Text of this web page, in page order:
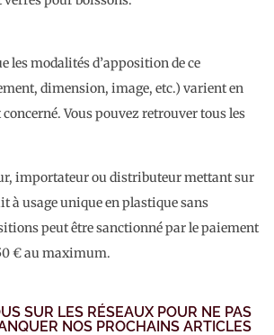
les modalités d’apposition de ce
dimension, image, etc.) varient en
Vous pouvez retrouver tous les
importateur ou distributeur mettant sur
à usage unique en plastique sans
peut être sanctionné par le paiement
€ au maximum.
SUR LES RÉSEAUX POUR NE PAS
NOS PROCHAINS ARTICLES